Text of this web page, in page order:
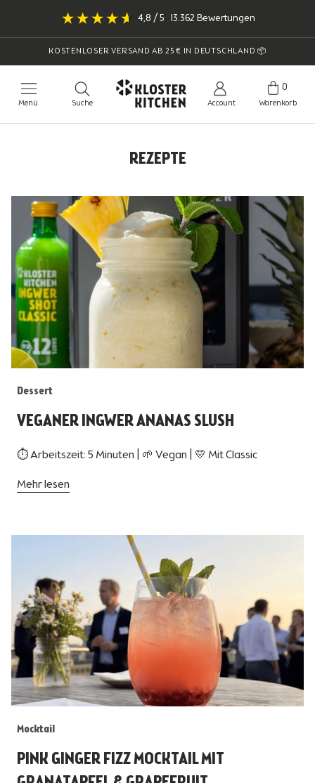
Inhalt
4,8 / 5 13.362 Bewertungen
KOSTENLOSER VERSAND AB 25 € IN DEUTSCHLAND 📦
Menü Suche Account
0
Warenkorb
REZEPTE
Dessert
VEGANER INGWER ANANAS SLUSH
⏱ Arbeitszeit: 5 Minuten | 🌱 Vegan | 💛 Mit Classic
Mehr lesen
Mocktail
PINK GINGER FIZZ MOCKTAIL MIT